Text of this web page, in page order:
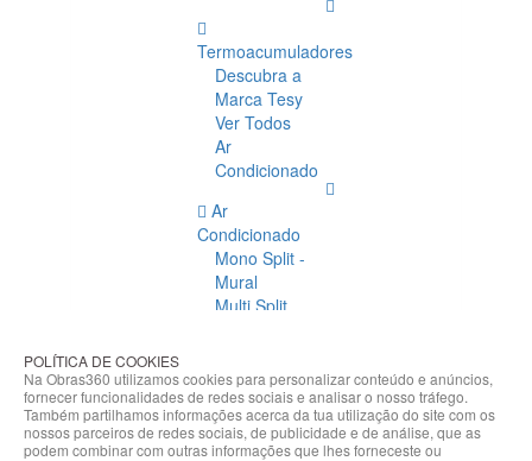
Termoacumuladores
Descubra a
Marca Tesy
Ver Todos
Ar
Condicionado
Ar
Condicionado
Mono Split -
Mural
Multi Split
Condicionado
Acessórios
Climatização
POLÍTICA DE COOKIES
Na Obras360 utilizamos cookies para personalizar conteúdo e anúncios,
fornecer funcionalidades de redes sociais e analisar o nosso tráfego.
Também partilhamos informações acerca da tua utilização do site com os
nossos parceiros de redes sociais, de publicidade e de análise, que as
podem combinar com outras informações que lhes forneceste ou